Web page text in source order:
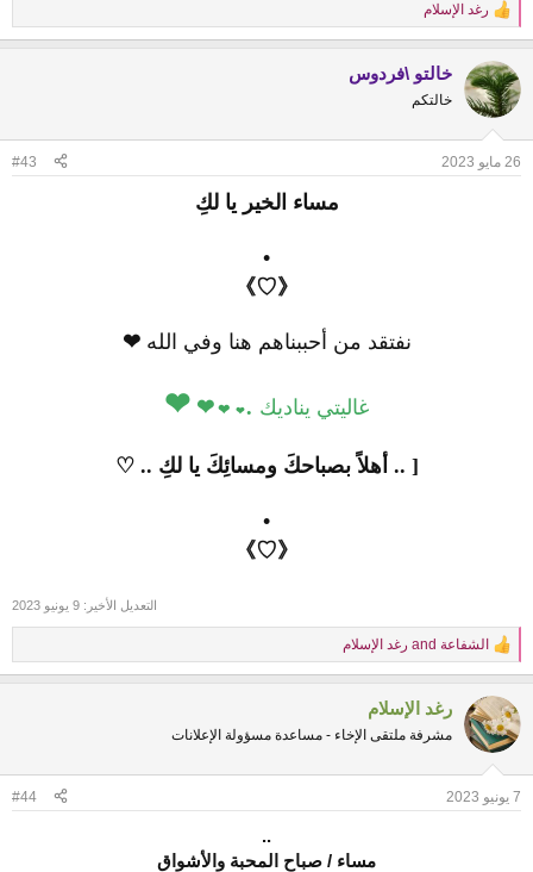
R
e
c
t
i
s
رغد الإسلام
خالتو \فردوس
خالتكم
26 مايو 2023 #43
مساء الخير يا لكِ
•
《♡》
نفتقد من أحببناهم هنا وفي الله❤
غاليتي يناديك .
❤
❤
❤
❤
[ .. أهلاً بصباحكَ ومسائِكَ يا لكِ .. ♡
•
《♡》
التعديل الأخير: 9 يونيو 2023
R
e
c
t
i
s
الشفاعة رغد الإسلام
رغد الإسلام
مشرفة ملتقى الإخاء - مساعدة مسؤولة الإعلانات
7 يونيو 2023 #44
..
مساء / صباح المحبة والأشواق